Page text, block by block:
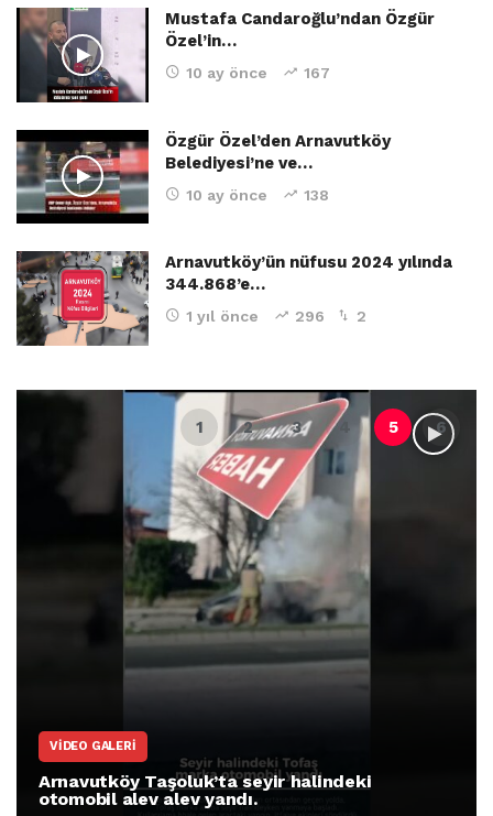
Mustafa Candaroğlu’ndan Özgür
Özel’in…
10 ay önce 167
Özgür Özel’den Arnavutköy
Belediyesi’ne ve…
10 ay önce 138
Arnavutköy’ün nüfusu 2024 yılında
344.868’e…
1 yıl önce 296 2
VIDEO GALERI
Arnavutköy Taşoluk’ta seyir halindeki
otomobil alev alev yandı.